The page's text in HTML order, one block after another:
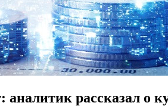
аналитик рассказал о